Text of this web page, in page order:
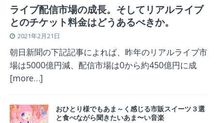
ライブ配信市場の成長。そしてリアルライブ
とのチケット料金はどうあるべきか。
2021年2月21日
朝日新聞の下記記事によれば、昨年のリアルライブ市
場は5000億円減、配信市場は0から約450億円に成
[more…]
おひとり様でもあま～く感じる市販スイーツ３選
と食べながら聞きたいあま〜い音楽